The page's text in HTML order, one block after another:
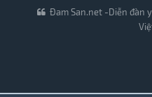
Đam San.net -Diễn đàn